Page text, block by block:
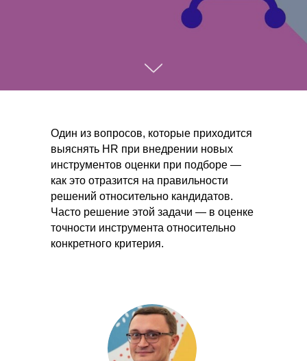
Один из вопросов, которые приходится
выяснять HR при внедрении новых
инструментов оценки при подборе —
как это отразится на правильности
решений относительно кандидатов.
Часто решение этой задачи — в оценке
точности инструмента относительно
конкретного критерия.